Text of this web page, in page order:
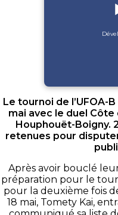
Le tournoi de l’UFOA-
mai avec le duel Côte
Houphouët-Boigny.
retenues pour
Après avoir bouclé
préparation pour le
pour la deuxième fois
18 mai, Tomety Kai,